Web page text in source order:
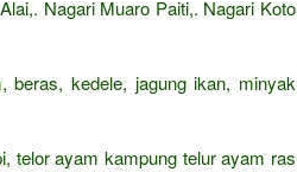
Nagari Muaro Paiti,. Nagari Koto
beras, kedele, jagung ikan, minyak
telor ayam kampung telur ayam ras